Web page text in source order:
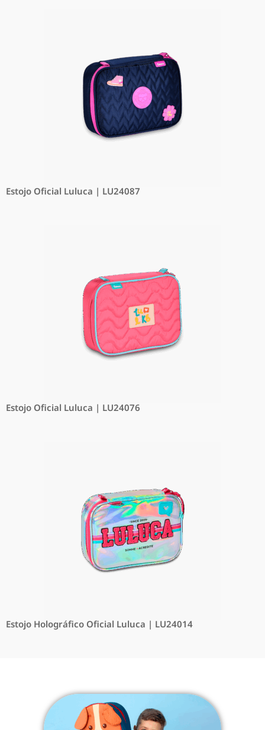
Estojo Oficial Luluca | LU24087
Estojo Oficial Luluca | LU24076
Estojo Holográfico Oficial Luluca | LU24014